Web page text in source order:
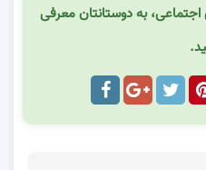
به دوستانتان معرفی